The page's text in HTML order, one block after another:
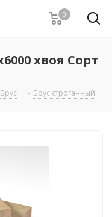
0
хвоя Сорт
Брус - Брус строганный